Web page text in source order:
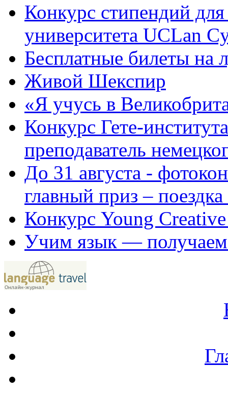
Конкурс стипендий
университета UCLan
Бесплатные билеты на
Живой Шекспир
«Я учусь в
Конкурс Гете-
преподаватель
До 31 августа -
главный приз –
Конкурс Young
Учим язык —